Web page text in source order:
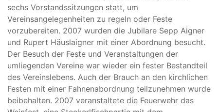
sechs Vorstandssitzungen statt, um
Vereinsangelegenheiten zu regeln oder Feste
vorzubereiten. 2007 wurden die Jubilare Sepp Aigner
und Rupert Häuslaigner mit einer Abordnung besucht.
Der Besuch der Feste und Veranstaltungen der
umliegenden Vereine war wieder ein fester Bestandteil
des Vereinslebens. Auch der Brauch an den kirchlichen
Festen mit einer Fahnenabordnung teilzunehmen wurde
beibehalten. 2007 veranstaltete die Feuerwehr das